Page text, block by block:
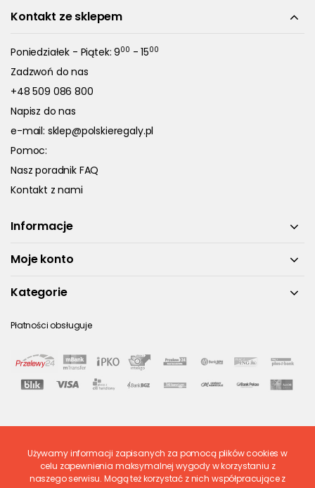
Kontakt ze sklepem
Poniedziałek - Piątek: 900 - 1500
Zadzwoń do nas
+48 509 086 800
Napisz do nas
e-mail: sklep@polskieregaly.pl
Pomoc:
Nasz poradnik FAQ
Kontakt z nami
Informacje
Moje konto
Kategorie
Płatności obsługuje
Ostatnio ocenione
Używamy informacji zapisanych za pomocą plików cookies w
celu zapewnienia maksymalnej wygody w korzystaniu z
naszego serwisu. Mogą też korzystać z nich współpracujące z